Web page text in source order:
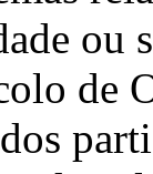
ou
de